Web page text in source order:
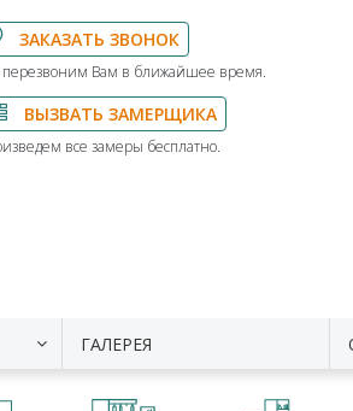
ЗАКАЗАТЬ ЗВОНОК
Вам в ближайшее время.
ВЫЗВАТЬ ЗАМЕРЩИКА
все замеры бесплатно.
ГАЛЕРЕЯ